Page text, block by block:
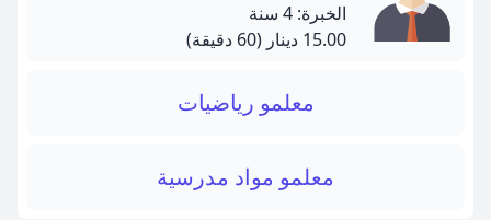
الخبرة: 4 سنة
15.00 دينار
(60 دقيقة)
معلمو رياضيات
معلمو مواد مدرسية